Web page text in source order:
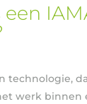
technologie,
werk binnen